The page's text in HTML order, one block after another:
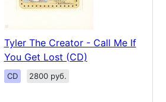
Tyler The Creator - Call Me If
You Get Lost (CD)
CD 2800 руб.